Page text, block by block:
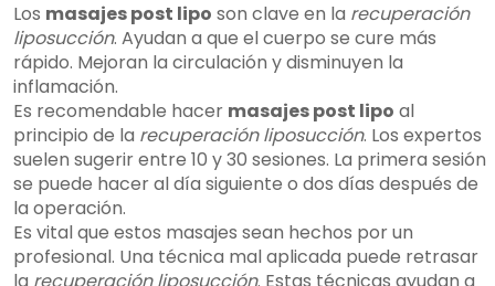
Los masajes post lipo son clave en la recuperación
liposucción. Ayudan a que el cuerpo se cure más
rápido. Mejoran la circulación y disminuyen la
inflamación.
Es recomendable hacer masajes post lipo al
principio de la recuperación liposucción. Los expertos
suelen sugerir entre 10 y 30 sesiones. La primera sesión
se puede hacer al día siguiente o dos días después de
la operación.
Es vital que estos masajes sean hechos por un
profesional. Una técnica mal aplicada puede retrasar